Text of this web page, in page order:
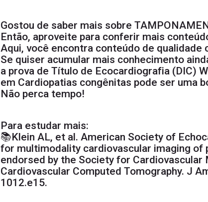
Gostou de saber mais sobre
Então, aproveite para conferir mais
Aqui, você encontra conteúdo de
Se quiser acumular mais conhecimento
a prova de Título de Ecocardiografia (DIC)
em Cardiopatias congênitas pode ser uma
Não perca tempo!
Para estudar mais:
📚Klein AL, et al. American Society of
for multimodality cardiovascular imaging of
endorsed by the Society for
Cardiovascular Computed Tomography. J
1012.e15.